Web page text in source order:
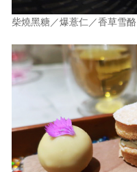
柴燒黑糖／爆薏仁／香草雪酪